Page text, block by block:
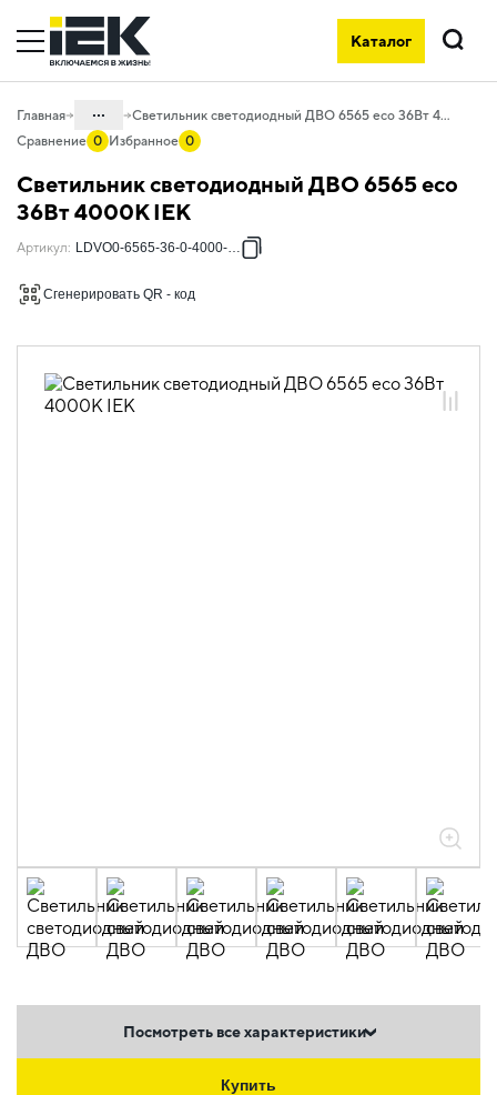
Каталог
Поиск
Главная ...
10. Светотехника
10.03 Коммерческое освещение
ультратонкие
Светильник светодиодный ДВО 6565 eco 36Вт 4000К IEK
Сравнение 0 Избранное 0
Светильник светодиодный ДВО 6565 eco
36Вт 4000К IEK
Артикул: LDVO0-6565-36-0-4000-K01
Сгенерировать QR - код
Посмотреть все характеристики
Купить